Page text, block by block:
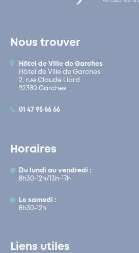
Nous trouver
Hôtel de Ville de Garches
Hôtel de Ville de Garches
2, rue Claude Liard
92380 Garches
01 47 95 66 66
Horaires
Du lundi au vendredi :
8h30-12h/13h-17h
Le samedi :
8h30-12h
Liens utiles